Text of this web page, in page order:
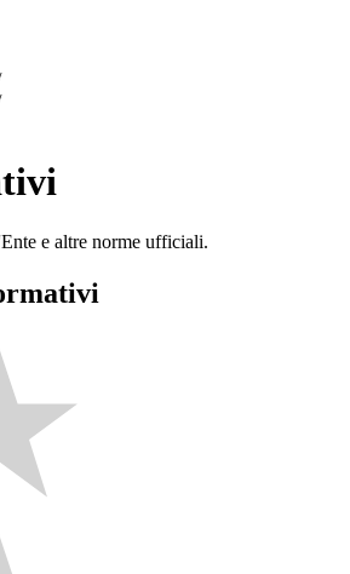
e altre norme ufficiali.